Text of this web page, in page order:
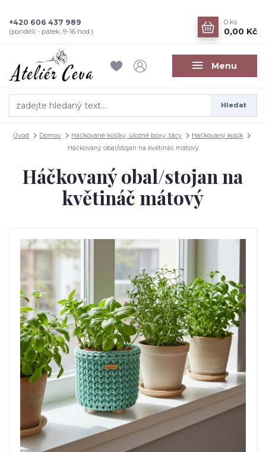
Menu
Hledat
+420 606 437 989
(pondělí - pátek, 9-16 hod.)
0 ks
0,00 Kč
Úvod Domov Háčkované košíky, úložné boxy, tácy
Háčkovaný košík
Háčkovaný obal/stojan na květináč mátový
Háčkovaný obal/stojan na
květináč mátový